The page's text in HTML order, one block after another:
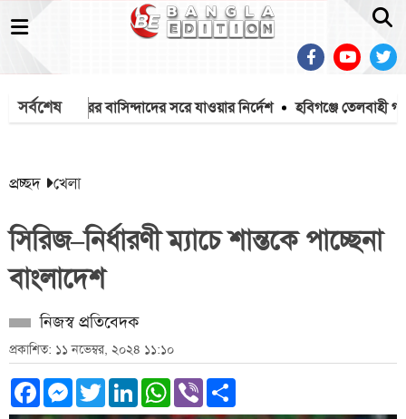
সর্বশেষ
দুই শহরের বাসিন্দাদের সরে যাওয়ার নির্দেশ হবিগঞ্জে তেলবাহী গাড়ি
প্রচ্ছদ খেলা
সিরিজ–নির্ধারণী ম্যাচে শান্তকে পাচ্ছেনা
বাংলাদেশ
নিজস্ব প্রতিবেদক
প্রকাশিত: ১১ নভেম্বর, ২০২৪ ১১:১০
Facebook
Messenger
TwitterLinkedInWhatsApp
Viber